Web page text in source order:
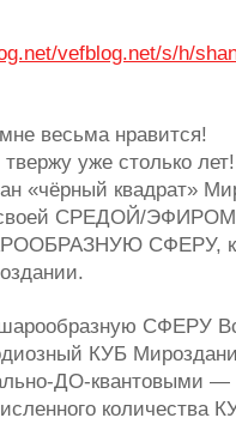
vefblog.net/s/h/
весьма нравится!
уже столько
«чёрный квадрат»
СРЕДОЙ/ЭФИРОМ
СФЕРУ,
СФЕРУ
КУБ
ДО-квантовыми
количества